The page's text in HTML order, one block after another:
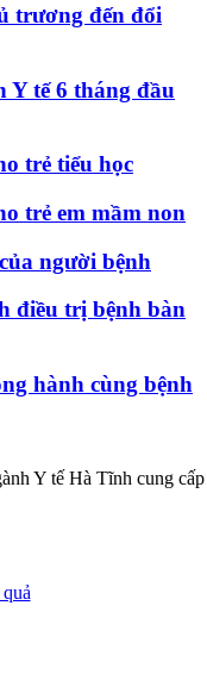
trương đến đổi
Y tế 6 tháng đầu
trẻ tiểu học
trẻ em mầm non
người bệnh
điều trị bệnh bàn
hành cùng bệnh
Y tế Hà Tĩnh cung cấp